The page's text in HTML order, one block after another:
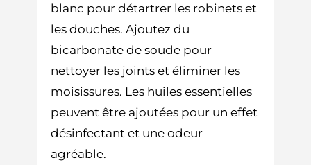
blanc pour détartrer les robinets et
les douches. Ajoutez du
bicarbonate de soude pour
nettoyer les joints et éliminer les
moisissures. Les huiles essentielles
peuvent être ajoutées pour un effet
désinfectant et une odeur
agréable.